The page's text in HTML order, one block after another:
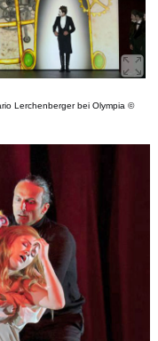
Lerchenberger bei Olympia ©